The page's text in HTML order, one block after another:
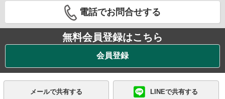
電話でお問合せする
無料会員登録はこちら
会員登録
メールで共有する LINEで共有する